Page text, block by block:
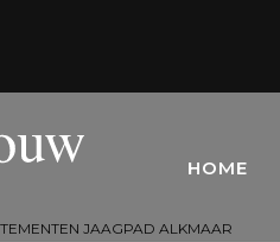
HOME
JAAGPAD ALKMAAR